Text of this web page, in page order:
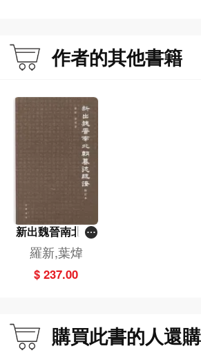
作者的其他書籍
新出魏晉南北朝
墓誌疏證（修訂
本）（精）
羅新,葉煒
$ 237.00
購買此書的人還